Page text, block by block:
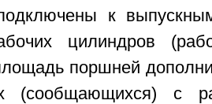
к
цилиндров
поршней
(сообщающихся) с